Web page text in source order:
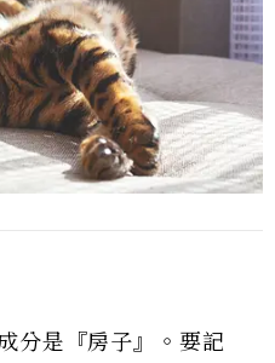
分是『房子』。要記